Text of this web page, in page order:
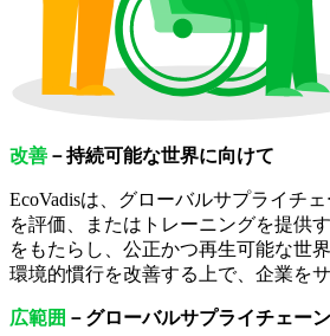
改善 －持続可能な世界に向けて
EcoVadisは、グローバルサプライチ
を評価、またはトレーニングを提供
をもたらし、公正かつ再生可能な世
環境的慣行を改善する上で、企業を
広範囲 －グローバルサプライチェー